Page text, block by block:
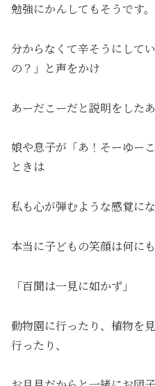
勉強にかんしてもそうです。
分からなくて辛そうにして
の？」と声をかけ
あーだこーだと説明をしたあ
娘や息子が「あ！そーゆー
ときは
私も心が弾むような感覚に
本当に子どもの笑顔は何に
「百聞は一見に如かず」
動物園に行ったり、植物を
行ったり、